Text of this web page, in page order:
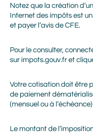
Notez que la création
Internet des impôts est
et payer l’avis de CFE.
Pour le consulter,
sur impots.gouv.fr et
Votre cotisation doit être
de paiement
(mensuel ou à
Le montant de